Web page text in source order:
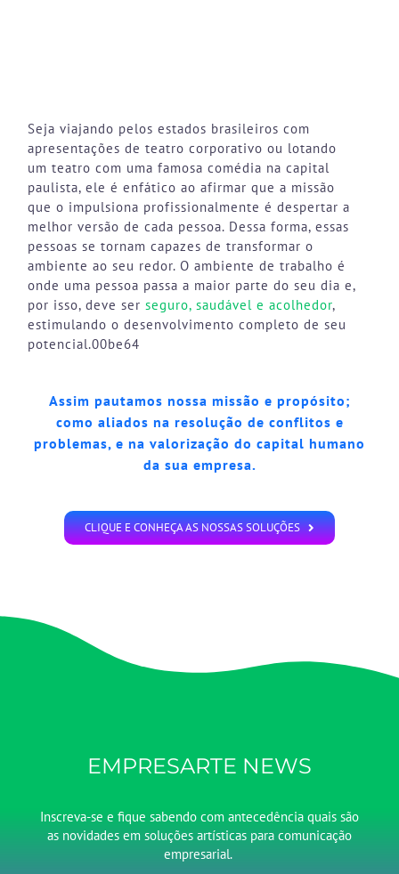
Seja viajando pelos estados brasileiros com
apresentações de teatro corporativo ou lotando
um teatro com uma famosa comédia na capital
paulista, ele é enfático ao afirmar que a missão
que o impulsiona profissionalmente é despertar a
melhor versão de cada pessoa. Dessa forma, essas
pessoas se tornam capazes de transformar o
ambiente ao seu redor. O ambiente de trabalho é
onde uma pessoa passa a maior parte do seu dia e,
por isso, deve serseguro, saudável e acolhedor,
estimulando o desenvolvimento completo de seu
potencial.00be64
Assim pautamos nossa missão e propósito;
como aliados na resolução de conflitos e
problemas, e na valorização do capital humano
da sua empresa.
CLIQUE E CONHEÇA AS NOSSAS SOLUÇÕES
EMPRESARTE NEWS
Inscreva-se e fique sabendo com antecedência quais são
as novidades em soluções artísticas para comunicação
empresarial.